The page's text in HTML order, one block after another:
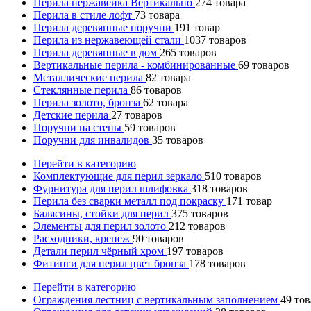
Перила нержавейка Вертикально 274 товара
Перила в стиле лофт 73 товара
Перила деревянные поручни 191 товар
Перила из нержавеющей стали 1037 товаров
Перила деревянные в дом 265 товаров
Вертикальные перила - комбинированные 69 товаров
Металлические перила 82 товара
Стеклянные перила 86 товаров
Перила золото, бронза 62 товара
Детские перила 27 товаров
Поручни на стены 59 товаров
Поручни для инвалидов 35 товаров
Перейти в категорию
Комплектующие для перил зеркало 510 товаров
Фурнитура для перил шлифовка 318 товаров
Перила без сварки металл под покраску 171 товар
Балясины, стойки для перил 375 товаров
Элементы для перил золото 212 товаров
Расходники, крепеж 90 товаров
Детали перил чёрный хром 197 товаров
Фитинги для перил цвет бронза 178 товаров
Перейти в категорию
Ограждения лестниц с вертикальным заполнением 49